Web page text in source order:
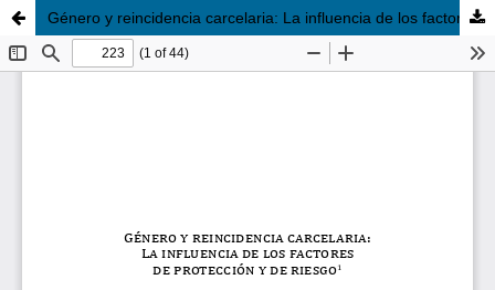
Género y reincidencia carcelaria: La influencia de los factores de protección y de riesgo